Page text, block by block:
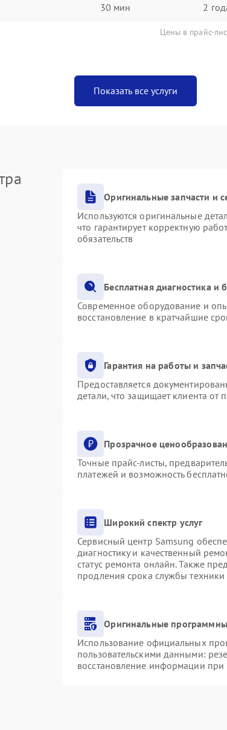
30 мин 2
Цены в прайс-
Показать все услуги
Оригинальные запчасти и
Используются оригинальные
что гарантирует корректную
обязательств
Бесплатная диагностика и
Современное оборудование и
восстановление в кратчайшие
Гарантия на работы и
Предоставляется
детали, что защищает клиента от
Прозрачное
Точные прайс-листы,
платежей и возможность
Широкий спектр услуг
Сервисный центр Samsung
диагностику и качественный
статус ремонта онлайн. Также
продления срока службы техники
Оригинальные
Использование официальных
пользовательскими данными:
восстановление информации при